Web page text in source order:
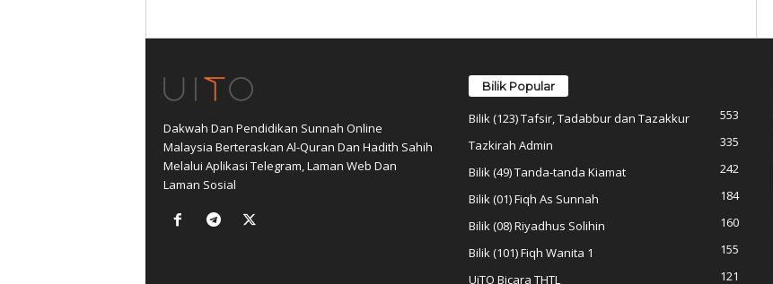
Dakwah Dan Pendidikan Sunnah Online
Malaysia Berteraskan Al-Quran Dan Hadith Sahih
Melalui Aplikasi Telegram, Laman Web Dan
Laman Sosial
Bilik Popular
Bilik (123) Tafsir, Tadabbur dan Tazakkur
553
Tazkirah Admin
335
Bilik (49) Tanda-tanda Kiamat
242
Bilik (01) Fiqh As Sunnah
184
Bilik (08) Riyadhus Solihin
160
Bilik (101) Fiqh Wanita 1
155
UiTO Bicara THTL
121